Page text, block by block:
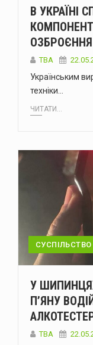
В УКРАЇНІ
ТВА
Українським
техніки…
ЧИТАТИ...
СУСПІЛЬСТВО
У
П’ЯНУ
ТВА